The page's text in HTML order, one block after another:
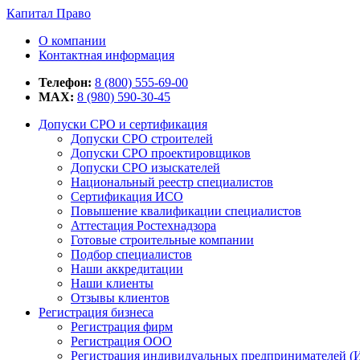
Капитал Право
О компании
Контактная информация
Телефон: 8 (800) 555-69-00
MAX: 8 (980) 590-30-45
Допуски СРО и сертификация
Допуски СРО строителей
Допуски СРО проектировщиков
Допуски СРО изыскателей
Национальный реестр специалистов
Сертификация ИСО
Повышение квалификации специалистов
Аттестация Ростехнадзора
Готовые строительные компании
Подбор специалистов
Наши аккредитации
Наши клиенты
Отзывы клиентов
Регистрация бизнеса
Регистрация фирм
Регистрация ООО
Регистрация индивидуальных предпринимателей